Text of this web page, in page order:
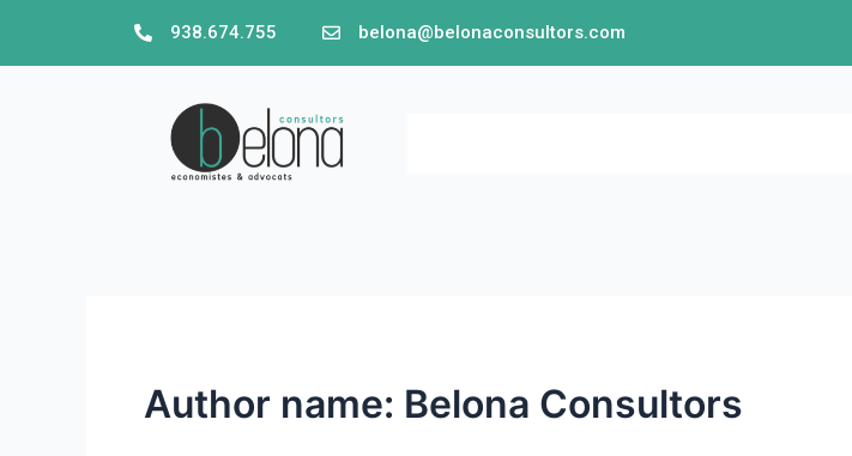
938.674.755 belona@belonaconsultors.com
Author name: Belona Consultors